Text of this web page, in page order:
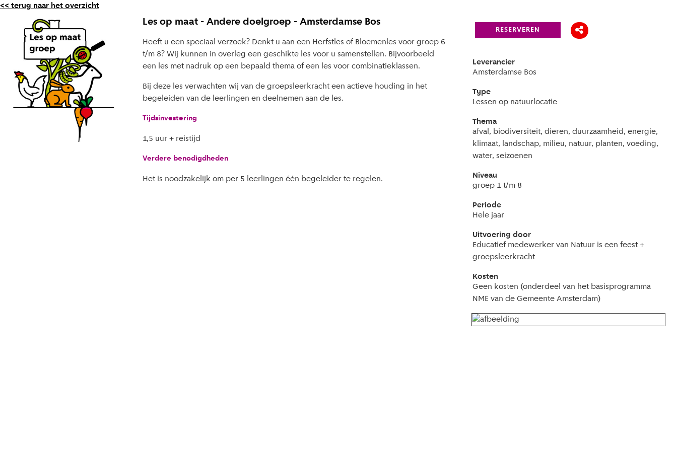
<< terug naar het overzicht
Les op maat - Andere doelgroep - Amsterdamse Bos
Heeft u een speciaal verzoek? Denkt u aan een Herfstles of Bloemenles voor groep 6
t/m 8? Wij kunnen in overleg een geschikte les voor u samenstellen. Bijvoorbeeld
een les met nadruk op een bepaald thema of een les voor combinatieklassen.
Bij deze les verwachten wij van de groepsleerkracht een actieve houding in het
begeleiden van de leerlingen en deelnemen aan de les.
Tijdsinvestering
1,5 uur + reistijd
Verdere benodigdheden
Het is noodzakelijk om per 5 leerlingen één begeleider te regelen.
RESERVEREN
Leverancier
Amsterdamse Bos
Type
Lessen op natuurlocatie
Thema
afval, biodiversiteit, dieren, duurzaamheid, energie,
klimaat, landschap, milieu, natuur, planten, voeding,
water, seizoenen
Niveau
groep 1 t/m 8
Periode
Hele jaar
Uitvoering door
Educatief medewerker van Natuur is een feest +
groepsleerkracht
Kosten
Geen kosten (onderdeel van het basisprogramma
NME van de Gemeente Amsterdam)